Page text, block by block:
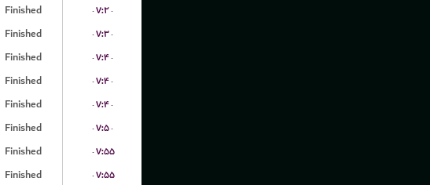
Finished
۰۷:۲۰
Finished
۰۷:۳۰
Finished
۰۷:۴۰
Finished
۰۷:۴۰
Finished
۰۷:۴۰
Finished
۰۷:۵۰
Finished
۰۷:۵۵
Finished
۰۷:۵۵